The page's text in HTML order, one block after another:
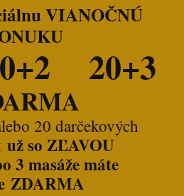
VIANOČNÚ
20+3
20 darčekových
už so ZĽAVOU
3 masáže máte
ZDARMA